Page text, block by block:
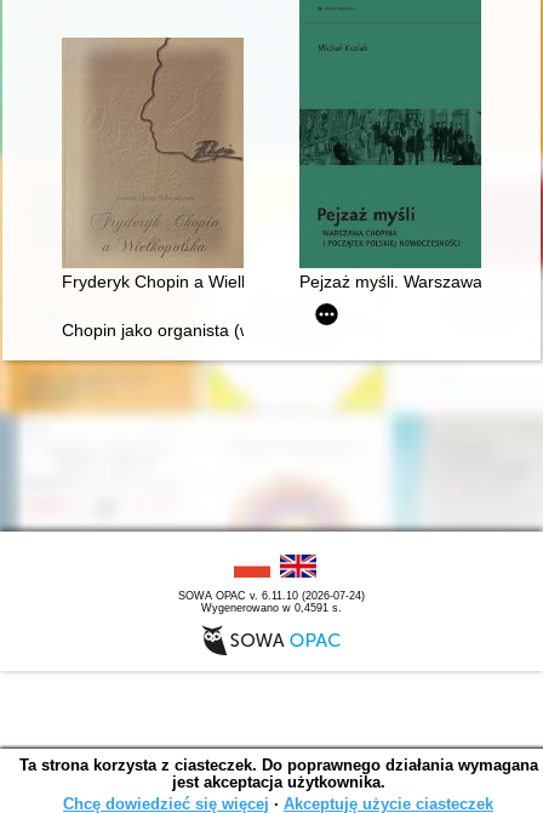
Fryderyk Chopin a WielkopolskaPejzaż myśli. Warszawa
Chopin jako organista (w 150. rocznicę śmierci)
SOWA OPAC v. 6.11.10 (2026-07-24)
Wygenerowano w 0,4591 s.
Ta strona korzysta z ciasteczek. Do poprawnego działania wymagana
jest akceptacja użytkownika.
Chcę dowiedzieć się więcej ∙ Akceptuję użycie ciasteczek